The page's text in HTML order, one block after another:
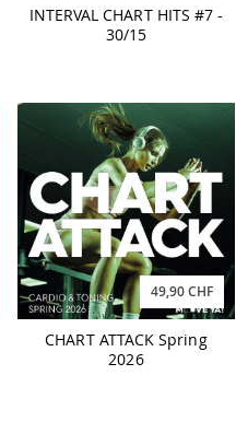
INTERVAL CHART HITS #7 -
30/15
49,90 CHF
CHART ATTACK Spring
2026